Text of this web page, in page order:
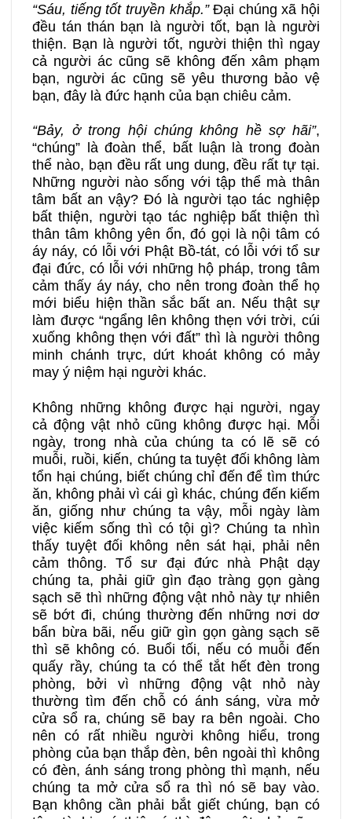
“Sáu, tiếng tốt truyền khắp.”Đại chúng xã hội
đều tán thán bạn là người tốt, bạn là người
thiện. Bạn là người tốt, người thiện thì ngay
cả người ác cũng sẽ không đến xâm phạm
bạn, người ác cũng sẽ yêu thương bảo vệ
bạn, đây là đức hạnh của bạn chiêu cảm.
“Bảy, ở trong hội chúng không hề sợ hãi”,
“chúng” là đoàn thể, bất luận là trong đoàn
thể nào, bạn đều rất ung dung, đều rất tự tại.
Những người nào sống với tập thể mà thân
tâm bất an vậy? Đó là người tạo tác nghiệp
bất thiện, người tạo tác nghiệp bất thiện thì
thân tâm không yên ổn, đó gọi là nội tâm có
áy náy, có lỗi với Phật Bồ-tát, có lỗi với tổ sư
đại đức, có lỗi với những hộ pháp, trong tâm
cảm thấy áy náy, cho nên trong đoàn thể họ
mới biểu hiện thần sắc bất an. Nếu thật sự
làm được “ngẩng lên không thẹn với trời, cúi
xuống không thẹn với đất” thì là người thông
minh chánh trực, dứt khoát không có mảy
may ý niệm hại người khác.
Không những không được hại người, ngay
cả động vật nhỏ cũng không được hại. Mỗi
ngày, trong nhà của chúng ta có lẽ sẽ có
muỗi, ruồi, kiến, chúng ta tuyệt đối không làm
tổn hại chúng, biết chúng chỉ đến để tìm thức
ăn, không phải vì cái gì khác, chúng đến kiếm
ăn, giống như chúng ta vậy, mỗi ngày làm
việc kiếm sống thì có tội gì? Chúng ta nhìn
thấy tuyệt đối không nên sát hại, phải nên
cảm thông. Tổ sư đại đức nhà Phật dạy
chúng ta, phải giữ gìn đạo tràng gọn gàng
sạch sẽ thì những động vật nhỏ này tự nhiên
sẽ bớt đi, chúng thường đến những nơi dơ
bẩn bừa bãi, nếu giữ gìn gọn gàng sạch sẽ
thì sẽ không có. Buổi tối, nếu có muỗi đến
quấy rầy, chúng ta có thể tắt hết đèn trong
phòng, bởi vì những động vật nhỏ này
thường tìm đến chỗ có ánh sáng, vừa mở
cửa sổ ra, chúng sẽ bay ra bên ngoài. Cho
nên có rất nhiều người không hiểu, trong
phòng của bạn thắp đèn, bên ngoài thì không
có đèn, ánh sáng trong phòng thì mạnh, nếu
chúng ta mở cửa sổ ra thì nó sẽ bay vào.
Bạn không cần phải bắt giết chúng, bạn có